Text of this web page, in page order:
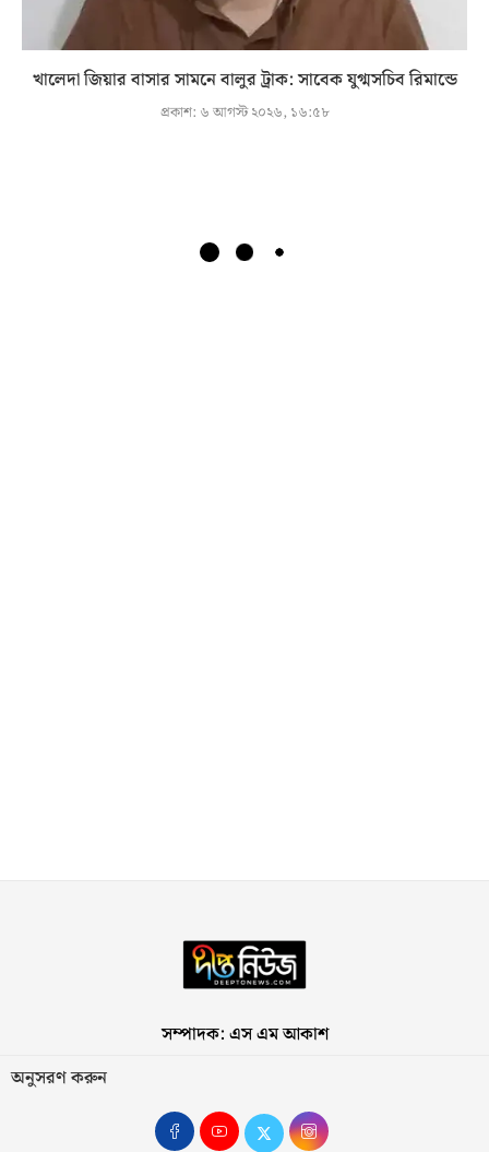
খালেদা জিয়ার বাসার সামনে বালুর ট্রাক: সাবেক যুগ্মসচিব রিমান্ডে
প্রকাশ: ৬ আগস্ট ২০২৬, ১৬:৫৮
সম্পাদক: এস এম আকাশ
অনুসরণ করুন